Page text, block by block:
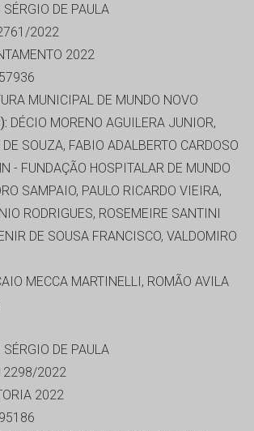
SÉRGIO DE PAULA
2022
2022
MUNICIPAL DE MUNDO NOVO
DÉCIO MORENO AGUILERA JUNIOR,
DE SOUZA, FABIO ADALBERTO CARDOSO
- FUNDAÇÃO HOSPITALAR DE MUNDO
SAMPAIO, PAULO RICARDO VIEIRA,
RODRIGUES, ROSEMEIRE SANTINI
DE SOUSA FRANCISCO, VALDOMIRO
MECCA MARTINELLI, ROMÃO AVILA
SÉRGIO DE PAULA
2022
2022